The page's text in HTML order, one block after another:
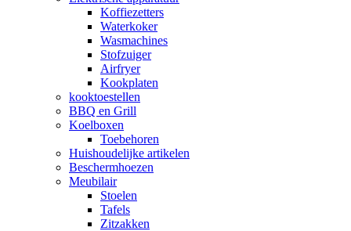
Koffiezetters
Waterkoker
Wasmachines
Stofzuiger
Airfryer
Kookplaten
kooktoestellen
BBQ en Grill
Koelboxen
Toebehoren
Huishoudelijke artikelen
Beschermhoezen
Meubilair
Stoelen
Tafels
Zitzakken